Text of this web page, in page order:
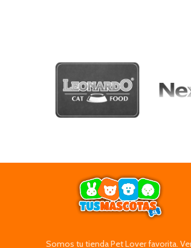
Somos tu tienda Pet Lover favorita.